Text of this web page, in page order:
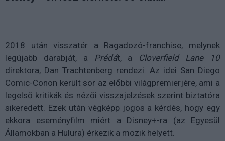
2018 után visszatér a Ragadozó-franchise, melynek
legújabb darabját, a Prédát, a Cloverfield Lane 10
direktora, Dan Trachtenberg rendezi. Az idei San Diego
Comic-Conon került sor az előbbi világpremierjére, ami a
legelső kritikák és nézői visszajelzések szerint biztatóra
sikeredett. Ezek után végképp jogos a kérdés, hogy egy
ekkora eseményfilm miért a Disney+-ra (az Egyesül
Államokban a Hulura) érkezik a mozik helyett.